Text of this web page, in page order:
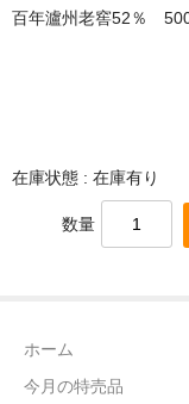
酒類
ピータン・塩漬け卵
電話カード
日本語
百年瀘州老窖52％ 500
在庫状態 : 在庫有り
数量
ホーム
今月の特売品